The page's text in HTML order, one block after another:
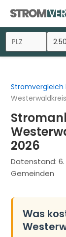
Inhalt
springen
Stromvergleich
Westerwaldkreis
2026
Datenstand:
Gemeinden
Was